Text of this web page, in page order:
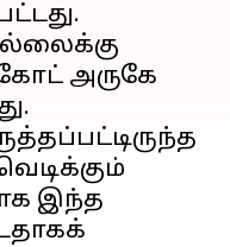
அருகே
இந்த